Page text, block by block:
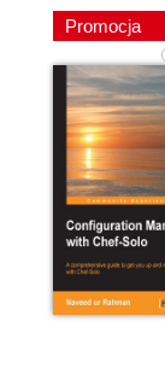
Promocja